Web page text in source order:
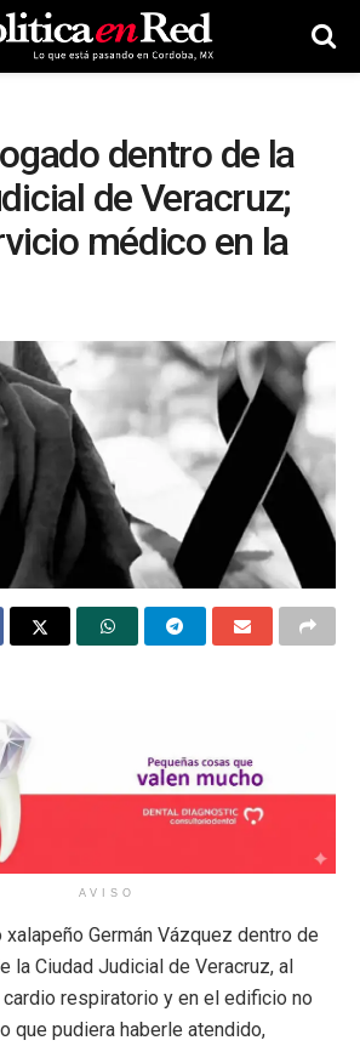
dentro de la
de Veracruz;
médico en la
AVISO
xalapeño Germán Vázquez dentro de
la Ciudad Judicial de Veracruz, al
respiratorio y en el edificio no
que pudiera haberle atendido,